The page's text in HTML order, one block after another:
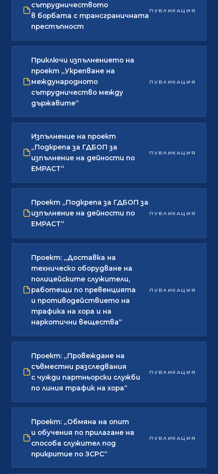
сътрудничеството
в борбата с трансграничната
престъпност
ПУБЛИКАЦИЯ
Приключи изпълнението на
проект „Укрепване на
международното
сътрудничество между
държавите“
ПУБЛИКАЦИЯ
Изпълнение на проект
„Подкрепа за ГДБОП за
изпълнение на дейности по
EMPACT“
ПУБЛИКАЦИЯ
Проект „Подкрепа за ГДБОП за
изпълнение на дейности по
EMPACT“
ПУБЛИКАЦИЯ
Проект: „Доставка на
техническо оборудване на
полицейските служители,
работещи по превенцията
и противодействието на
трафика на хора и на
наркотични вещества“
ПУБЛИКАЦИЯ
Проект: „Провеждане на
съвместни разследвания
с чужди партньорски служби
по линия трафик на хора“
ПУБЛИКАЦИЯ
Проект: „Обмяна на опит
и обучения по прилагане на
способа служител под
прикритие по ЗСРС“
ПУБЛИКАЦИЯ